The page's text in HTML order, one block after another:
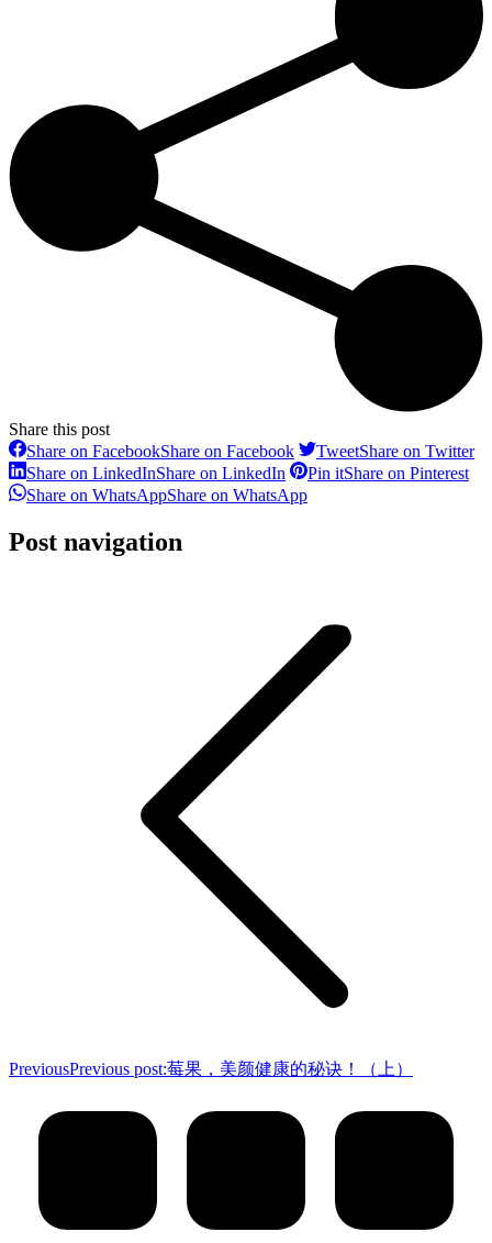
Share this post
Share on FacebookShare on Facebook TweetShare on Twitter
Share on LinkedInShare on LinkedIn Pin itShare on Pinterest
Share on WhatsAppShare on WhatsApp
Post navigation
PreviousPrevious post:莓果，美颜健康的秘诀！（上）